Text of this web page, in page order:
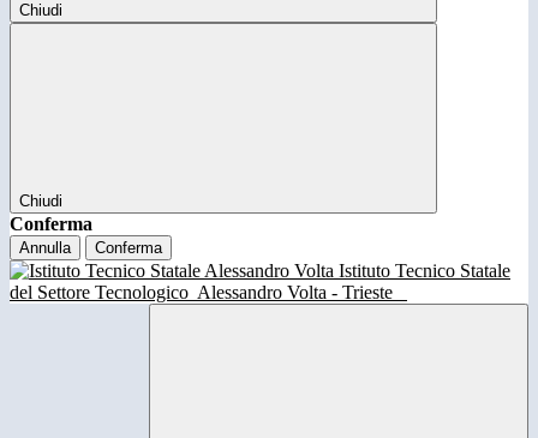
Chiudi
Chiudi
Conferma
Annulla Conferma
Istituto Tecnico Statale
del Settore Tecnologico Alessandro Volta - Trieste